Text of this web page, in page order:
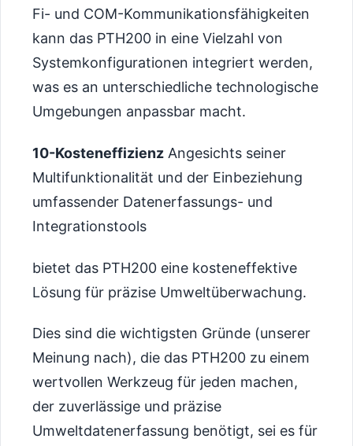
Fi- und COM-Kommunikationsfähigkeiten
kann das PTH200 in eine Vielzahl von
Systemkonfigurationen integriert werden,
was es an unterschiedliche technologische
Umgebungen anpassbar macht.
10-Kosteneffizienz Angesichts seiner
Multifunktionalität und der Einbeziehung
umfassender Datenerfassungs- und
Integrationstools
bietet das PTH200 eine kosteneffektive
Lösung für präzise Umweltüberwachung.
Dies sind die wichtigsten Gründe (unserer
Meinung nach), die das PTH200 zu einem
wertvollen Werkzeug für jeden machen,
der zuverlässige und präzise
Umweltdatenerfassung benötigt, sei es für